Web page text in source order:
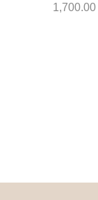
1,700.00